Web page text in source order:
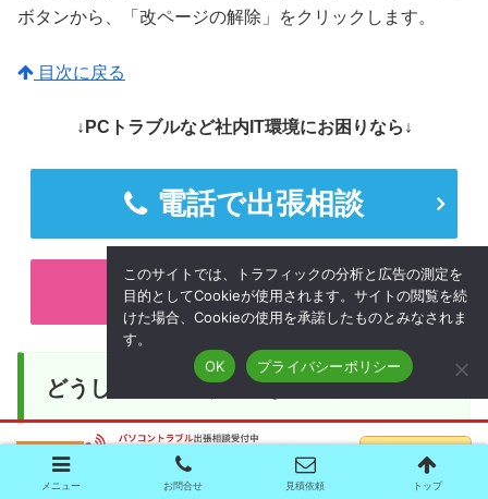
ボタンから、「改ページの解除」をクリックします。
目次に戻る
↓PCトラブルなど社内IT環境にお困りなら↓
電話で出張相談
フォームで出張相談
どうしても上手くいかない時は
メニュー お問合せ 見積依頼 トップ
このサイトでは、トラフィックの分析と広告の測定を
目的としてCookieが使用されます。サイトの閲覧を続
けた場合、Cookieの使用を承諾したものとみなされま
す。
OK
プライバシーポリシー